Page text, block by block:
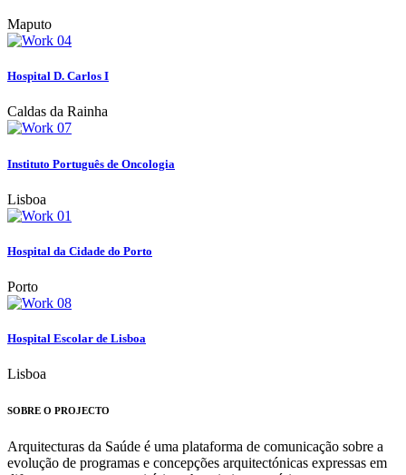
Maputo
Hospital D. Carlos I
Caldas da Rainha
Instituto Português de Oncologia
Lisboa
Hospital da Cidade do Porto
Porto
Hospital Escolar de Lisboa
Lisboa
SOBRE O PROJECTO
Arquitecturas da Saúde é uma plataforma de comunicação sobre a
evolução de programas e concepções arquitectónicas expressas em